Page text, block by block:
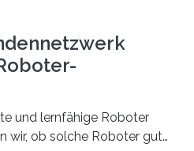
und lernfähige Roboter
wir, ob solche Roboter gut